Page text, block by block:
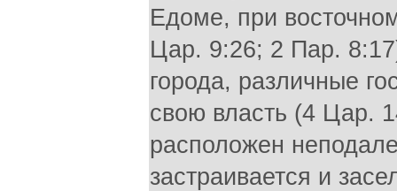
Едоме, при
Цар. 9:26; 2 Пар.
города, различные
свою власть (4 Цар.
расположен
застраивается и